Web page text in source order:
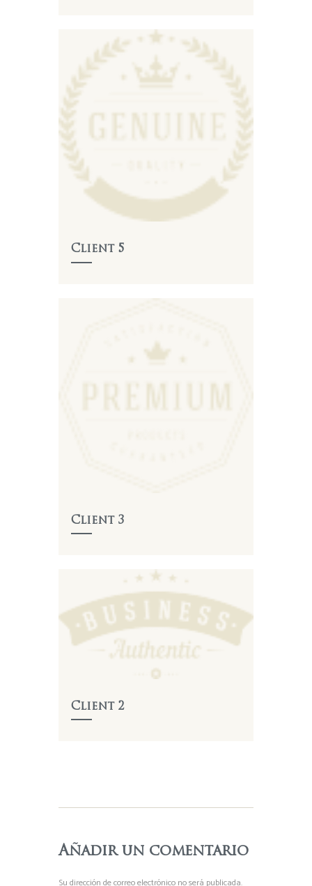
Client 5
Client 3
Client 2
Añadir un comentario
Su dirección de correo electrónico no será publicada.